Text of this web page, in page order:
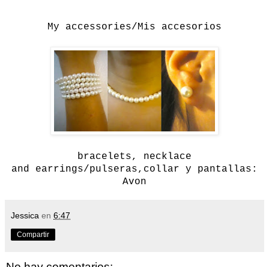
My accessories/Mis accesorios
bracelets, necklace
and
earrings/pulseras,collar y pantallas:
Avon
Jessica en 6:47
Compartir